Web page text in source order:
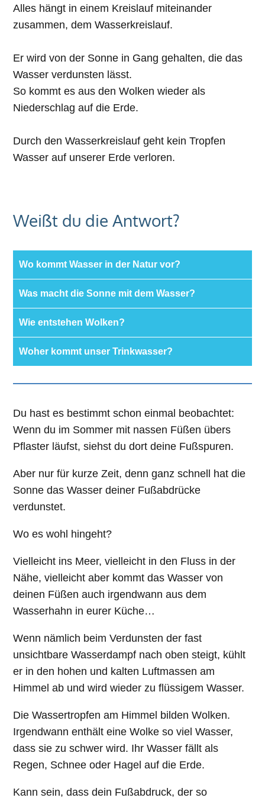
Alles hängt in einem Kreislauf miteinander
zusammen, dem Wasserkreislauf.
Er wird von der Sonne in Gang gehalten, die das
Wasser verdunsten lässt.
So kommt es aus den Wolken wieder als
Niederschlag auf die Erde.
Durch den Wasserkreislauf geht kein Tropfen
Wasser auf unserer Erde verloren.
Weißt du die Antwort?
Wo kommt Wasser in der Natur vor?
Was macht die Sonne mit dem Wasser?
Wie entstehen Wolken?
Woher kommt unser Trinkwasser?
Du hast es bestimmt schon einmal beobachtet:
Wenn du im Sommer mit nassen Füßen übers
Pflaster läufst, siehst du dort deine Fußspuren.
Aber nur für kurze Zeit, denn ganz schnell hat die
Sonne das Wasser deiner Fußabdrücke
verdunstet.
Wo es wohl hingeht?
Vielleicht ins Meer, vielleicht in den Fluss in der
Nähe, vielleicht aber kommt das Wasser von
deinen Füßen auch irgendwann aus dem
Wasserhahn in eurer Küche…
Wenn nämlich beim Verdunsten der fast
unsichtbare Wasserdampf nach oben steigt, kühlt
er in den hohen und kalten Luftmassen am
Himmel ab und wird wieder zu flüssigem Wasser.
Die Wassertropfen am Himmel bilden Wolken.
Irgendwann enthält eine Wolke so viel Wasser,
dass sie zu schwer wird. Ihr Wasser fällt als
Regen, Schnee oder Hagel auf die Erde.
Kann sein, dass dein Fußabdruck, der so